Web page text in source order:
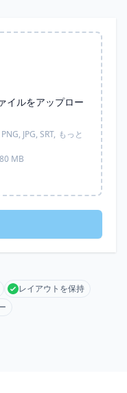
イルをアップロー
JPG, SRT, もっと
MB
レイアウトを保持